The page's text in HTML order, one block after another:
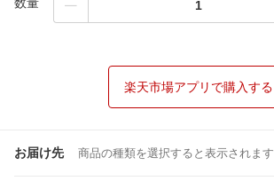
楽天市場アプリで購入する
お届け先 商品の種類を選択すると表示されます